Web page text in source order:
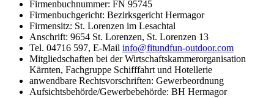
Firmenbuchnummer: FN 95745
Firmenbuchgericht: Bezirksgericht Hermagor
Firmensitz: St. Lorenzen im Lesachtal
Anschrift: 9654 St. Lorenzen, St. Lorenzen 13
Tel. 04716 597, E-Mail info@fitundfun-outdoor.com
Mitgliedschaften bei der Wirtschaftskammerorganisation
Kärnten, Fachgruppe Schifffahrt und Hotellerie
anwendbare Rechtsvorschriften: Gewerbeordnung
Aufsichtsbehörde/Gewerbebehörde: BH Hermagor